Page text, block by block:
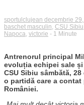
sportulclujean decembrie
baschet masculin CSU Sibiu
Napoca victorie - 1 Minute
Antrenorul principal
evoluția echipei sale
CSU Sibiu sâmbătă,
o partidă care a
României.